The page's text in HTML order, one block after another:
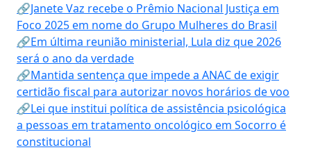
🔗Janete Vaz recebe o Prêmio Nacional Justiça em
Foco 2025 em nome do Grupo Mulheres do Brasil
🔗Em última reunião ministerial, Lula diz que 2026
será o ano da verdade
🔗Mantida sentença que impede a ANAC de exigir
certidão fiscal para autorizar novos horários de voo
🔗Lei que institui política de assistência psicológica
a pessoas em tratamento oncológico em Socorro é
constitucional